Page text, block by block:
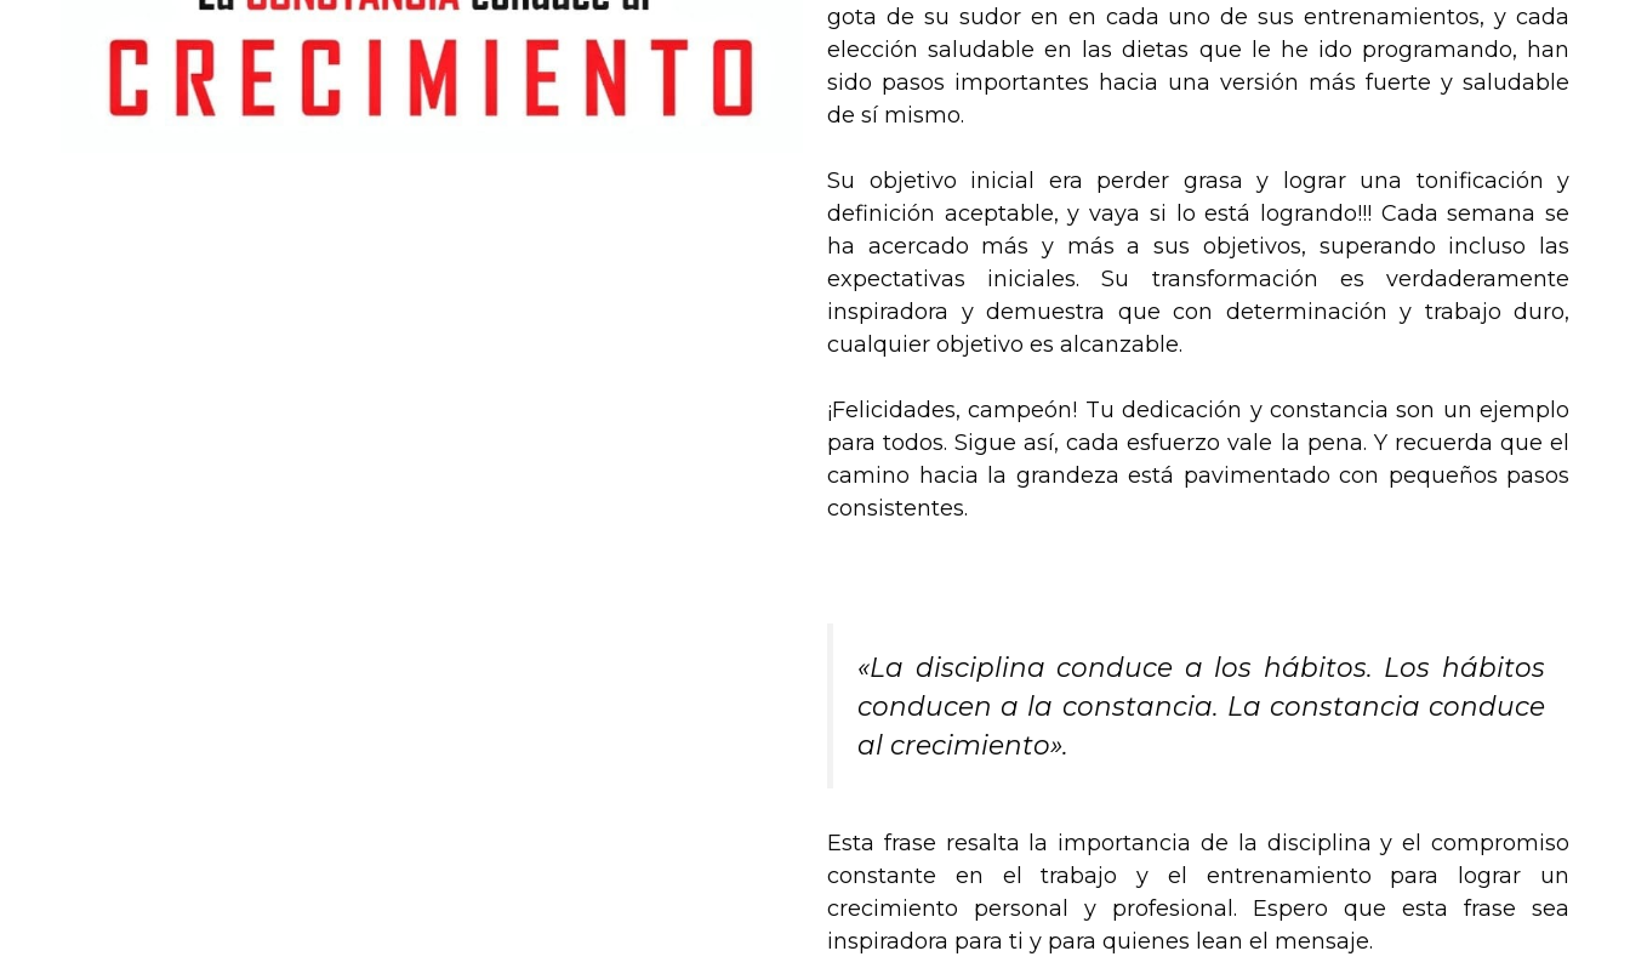
gota de su sudor en en cada uno de sus entrenamientos, y cada
elección saludable en las dietas que le he ido programando, han
sido pasos importantes hacia una versión más fuerte y saludable
de sí mismo.
Su objetivo inicial era perder grasa y lograr una tonificación y
definición aceptable, y vaya si lo está logrando!!! Cada semana se
ha acercado más y más a sus objetivos, superando incluso las
expectativas iniciales. Su transformación es verdaderamente
inspiradora y demuestra que con determinación y trabajo duro,
cualquier objetivo es alcanzable.
¡Felicidades, campeón! Tu dedicación y constancia son un ejemplo
para todos. Sigue así, cada esfuerzo vale la pena. Y recuerda que el
camino hacia la grandeza está pavimentado con pequeños pasos
consistentes.
«La disciplina conduce a los hábitos. Los hábitos
conducen a la constancia. La constancia conduce
al crecimiento».
Esta frase resalta la importancia de la disciplina y el compromiso
constante en el trabajo y el entrenamiento para lograr un
crecimiento personal y profesional. Espero que esta frase sea
inspiradora para ti y para quienes lean el mensaje.